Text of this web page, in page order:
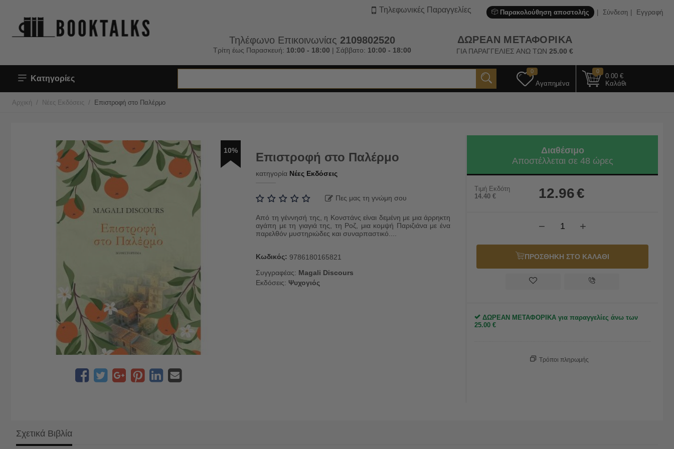
Παρακολούθηση αποστολής Σύνδεση Εγγραφή
Τηλεφωνικές Παραγγελίες
Τηλέφωνο Επικοινωνίας 2109802520
Τρίτη έως Παρασκευή: 10:00 - 18:00 | Σάββατο: 10:00 - 18:00
ΔΩΡΕΑΝ ΜΕΤΑΦΟΡΙΚΑ
ΓΙΑ ΠΑΡΑΓΓΕΛΙΕΣ ΑΝΩ ΤΩΝ25.00 €
Κατηγορίες
0
Αγαπημένα
0
0.00 €
Καλάθι
Αρχική / Νέες Εκδόσεις / Επιστροφή στο Παλέρμο
10% Επιστροφή στο Παλέρμο
κατηγορία Νέες Εκδόσεις
Πες μας τη γνώμη σου
Από τη γέννησή της, η Κονστάνς είναι δεμένη με μια άρρηκτη
αγάπη με τη γιαγιά της, τη Ροζ, μια κομψή Παριζιάνα με ένα
παρελθόν μυστηριώδες και συναρπαστικό....
Κωδικός: 9786180165821
Συγγραφέας: Magali Discours
Εκδόσεις: Ψυχογιός
Διαθέσιμο
Αποστέλλεται σε 48 ώρες
Τιμή Εκδότη
14.40 € 12.96€
+
−
ΠΡΟΣΘΗΚΗ ΣΤΟ ΚΑΛΑΘΙ
ΔΩΡΕΑΝ ΜΕΤΑΦΟΡΙΚΑ για παραγγελίες άνω των
25.00 €
Τρόποι πληρωμής
Σχετικά Βιβλία